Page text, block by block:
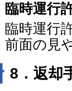
臨時運行
臨時運行
前面の見
8．返却